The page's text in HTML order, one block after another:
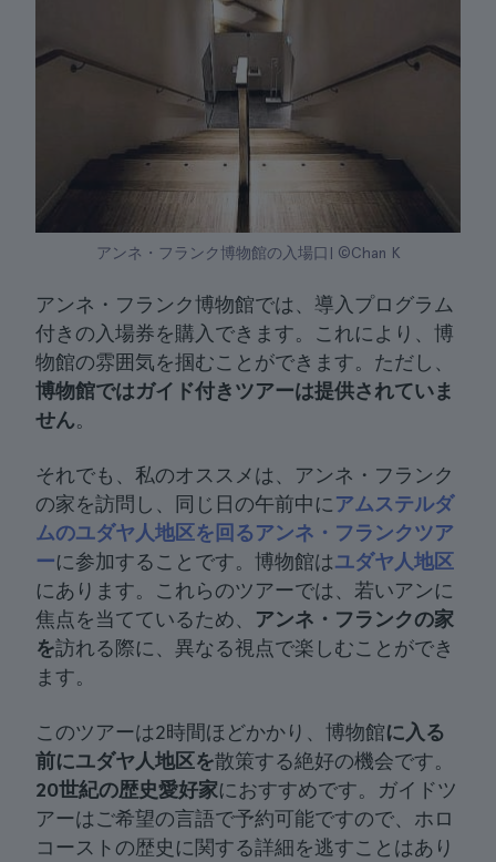
アンネ・フランク博物館の入場口| ©Chan K
アンネ・フランク博物館では、導入プログラム
付きの入場券を購入できます。これにより、博
物館の雰囲気を掴むことができます。ただし、
博物館ではガイド付きツアーは提供されていま
せん。
それでも、私のオススメは、アンネ・フランク
の家を訪問し、同じ日の午前中にアムステルダ
ムのユダヤ人地区を回るアンネ・フランクツア
ーに参加することです。博物館はユダヤ人地区
にあります。これらのツアーでは、若いアンに
焦点を当てているため、 アンネ・フランクの家
を訪れる際に、異なる視点で楽しむことができ
ます。
このツアーは2時間ほどかかり、博物館に入る
前にユダヤ人地区を散策する絶好の機会です。
20世紀の歴史愛好家におすすめです。ガイドツ
アーはご希望の言語で予約可能ですので、ホロ
コーストの歴史に関する詳細を逃すことはあり